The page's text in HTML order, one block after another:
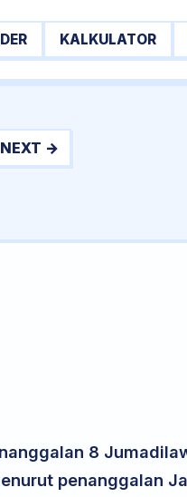
KALKULATOR
NEXT →
8
penanggalan